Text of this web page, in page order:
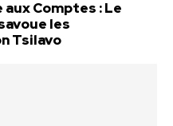
Comptes : Le
les
Tsilavo